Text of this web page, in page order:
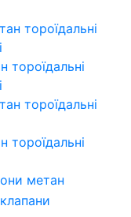
тороїдальні
тороїдальні
метан